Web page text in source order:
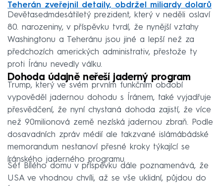
Teherán zveřejnil detaily, obdržel miliardy dolarů
Devětasedmdesátiletý prezident, který v neděli oslaví
80. narozeniny, v příspěvku tvrdí, že nynější vztahy
Washingtonu a Teheránu jsou jiné a lepší než za
předchozích amerických administrativ, přestože ty
proti Íránu nevedly válku.
Dohoda údajně neřeší jaderný program
Trump, který ve svém prvním funkčním období
vypověděl jadernou dohodu s Íránem, také vyjadřuje
přesvědčení, že nyní chystaná dohoda zajistí, že více
než 90milionová země nezíská jadernou zbraň. Podle
dosavadních zpráv médií ale takzvané islámábádské
memorandum nestanoví přesné kroky týkající se
íránského jaderného programu.
Šéf Bílého domu v příspěvku dále poznamenává, že
USA ve vhodnou chvíli, až se vše uklidní, půjdou do